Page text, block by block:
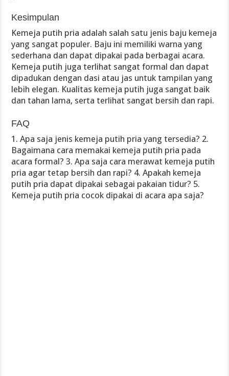
Kesimpulan
Kemeja putih pria adalah salah satu jenis baju kemeja
yang sangat populer. Baju ini memiliki warna yang
sederhana dan dapat dipakai pada berbagai acara.
Kemeja putih juga terlihat sangat formal dan dapat
dipadukan dengan dasi atau jas untuk tampilan yang
lebih elegan. Kualitas kemeja putih juga sangat baik
dan tahan lama, serta terlihat sangat bersih dan rapi.
FAQ
1. Apa saja jenis kemeja putih pria yang tersedia? 2.
Bagaimana cara memakai kemeja putih pria pada
acara formal? 3. Apa saja cara merawat kemeja putih
pria agar tetap bersih dan rapi? 4. Apakah kemeja
putih pria dapat dipakai sebagai pakaian tidur? 5.
Kemeja putih pria cocok dipakai di acara apa saja?